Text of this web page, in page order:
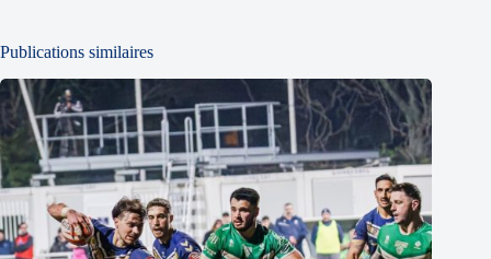
Publications similaires